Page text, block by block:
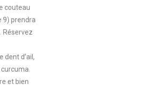
couteau
9) prendra
Réservez
dent d’ail,
et bien